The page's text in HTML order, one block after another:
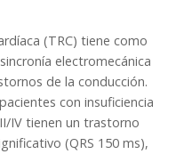
(TRC) tiene como
electromecánica
de la conducción.
con insuficiencia
IV tienen un trastorno
(QRS 150 ms),